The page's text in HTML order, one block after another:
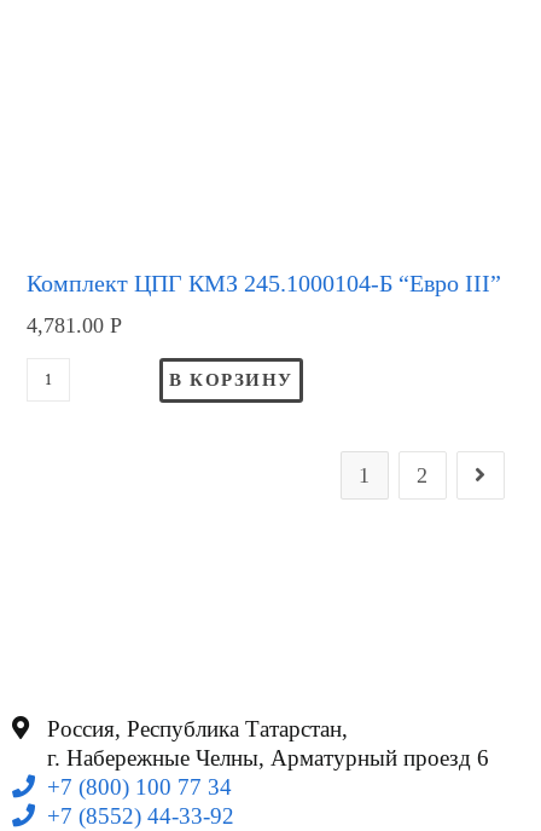
Комплект ЦПГ КМЗ 245.1000104-Б “Евро III”
4,781.00Р
В КОРЗИНУ
1 2
Россия, Республика Татарстан,
г. Набережные Челны, Арматурный проезд 6
+7 (800) 100 77 34
+7 (8552) 44-33-92